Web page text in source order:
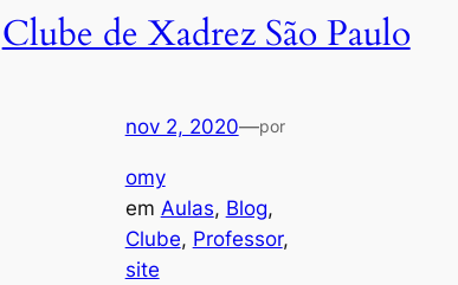
Clube de Xadrez São Paulo
nov 2, 2020—por
omy
em Aulas, Blog
Clube, Professor
site